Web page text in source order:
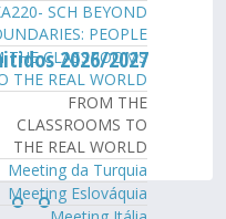
SCH BEYOND
PEOPLE
THE CLASSROOMS
THE REAL WORLD
FROM THE
CLASSROOMS TO
THE REAL WORLD
Meeting da Turquia
Meeting Eslováquia
2026/2027